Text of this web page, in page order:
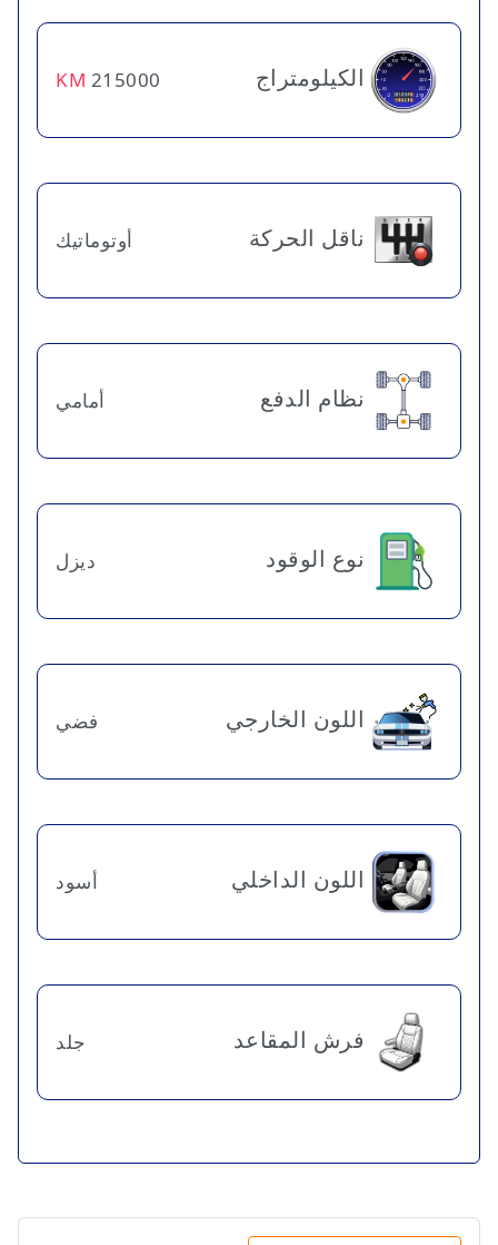
الكيلومتراج 215000
KM
ناقل الحركة أوتوماتيك
نظام الدفع أمامي
نوع الوقود ديزل
اللون الخارجي فضي
اللون الداخلي أسود
فرش المقاعد جلد